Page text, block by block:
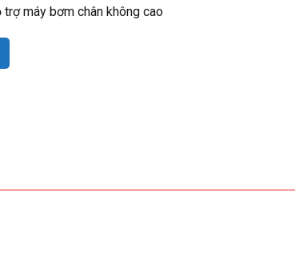
máy bơm chân không cao